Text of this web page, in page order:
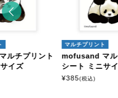
ルチプリント
イズ
マルチプリント
mofusand マル
シート ミニサ
¥385(税込)